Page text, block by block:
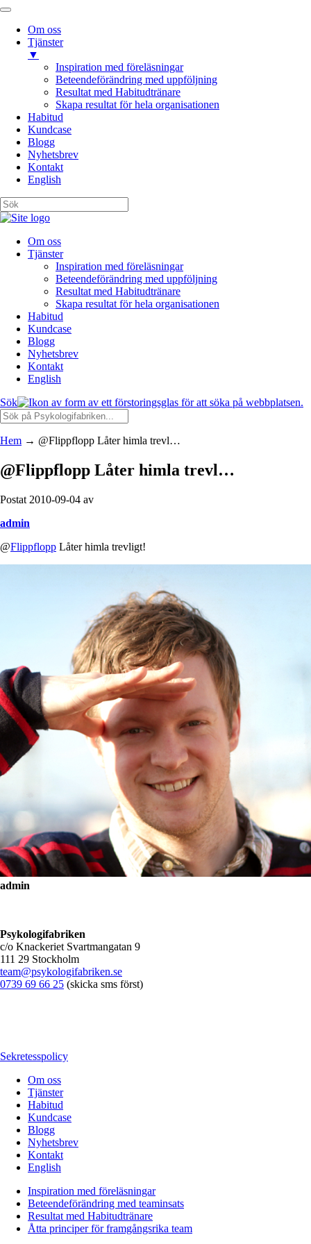
Om oss
Tjänster
▼
Inspiration med föreläsningar
Beteendeförändring med uppföljning
Resultat med Habitudtränare
Skapa resultat för hela organisationen
Habitud
Kundcase
Blogg
Nyhetsbrev
Kontakt
English
Om oss
Tjänster
Inspiration med föreläsningar
Beteendeförändring med uppföljning
Resultat med Habitudtränare
Skapa resultat för hela organisationen
Habitud
Kundcase
Blogg
Nyhetsbrev
Kontakt
English
Sök
Hem → @Flippflopp Låter himla trevl…
@Flippflopp Låter himla trevl…
Postat 2010-09-04 av
admin
@Flippflopp Låter himla trevligt!
admin
Psykologifabriken
c/o Knackeriet Svartmangatan 9
111 29 Stockholm
team@psykologifabriken.se
0739 69 66 25 (skicka sms först)
Sekretesspolicy
Om oss
Tjänster
Habitud
Kundcase
Blogg
Nyhetsbrev
Kontakt
English
Inspiration med föreläsningar
Beteendeförändring med teaminsats
Resultat med Habitudtränare
Åtta principer för framgångsrika team